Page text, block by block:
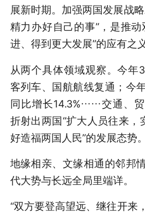
展新时期。加强两国发展战
精力办好自己的事”，是推
进、得到更大发展”的应有之义
从两个具体领域观察。今年
客列车、国航航线复通；今
同比增长14.3%……交通、贸
折射出两国“扩大人员往来，
好造福两国人民”的发展态势。
地缘相亲、文缘相通的邻邦
代大势与长远全局里端详。
“双方要登高望远、继往开来